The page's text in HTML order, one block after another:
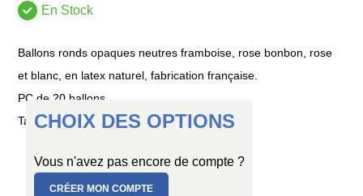
En Stock
Ballons ronds opaques neutres framboise, rose bonbon, rose
et blanc, en latex naturel, fabrication française.
PC de 20 ballons
Taille : Ø 25/29 cm
CHOIX DES OPTIONS
Vous n'avez pas encore de compte ?
CRÉER MON COMPTE